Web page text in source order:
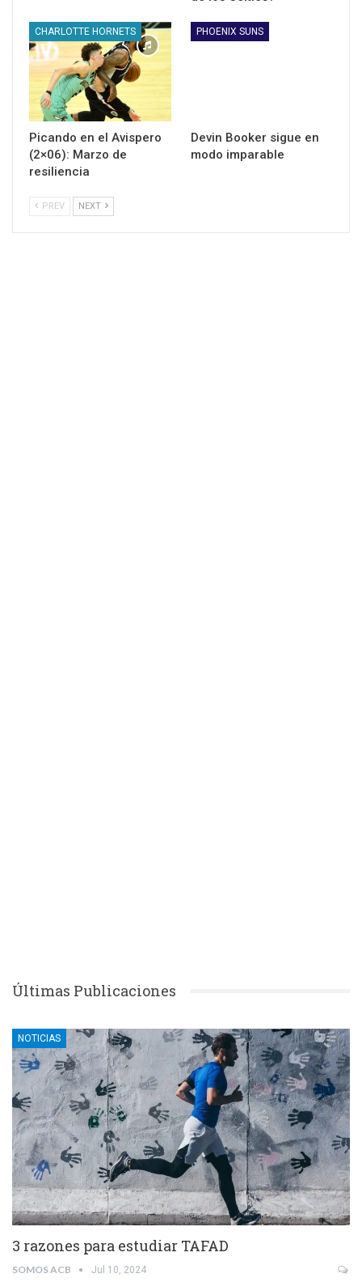
CHARLOTTE HORNETS
Picando en el Avispero
(2×06): Marzo de
resiliencia
PHOENIX SUNS
Devin Booker sigue en
modo imparable
PREV NEXT
Últimas Publicaciones
NOTICIAS
3 razones para estudiar TAFAD
SOMOS ACB Jul 10, 2024